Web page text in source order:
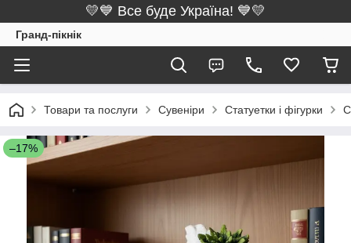
💛💙 Все буде Україна! 💙💛
Гранд-пікнік
Товари та послуги Сувеніри Статуетки і фігурки
–17%